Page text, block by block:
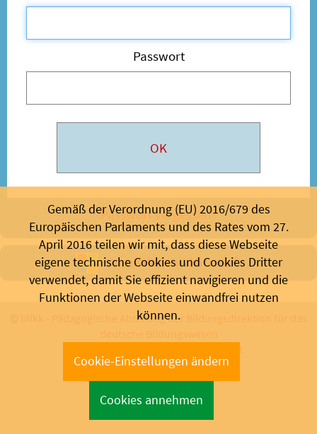
Passwort
Passwort vergessen?
Anmelden mit Microsoft
Pädagogische Abteilung der Bildungsdirektion für das
Gemäß der Verordnung (EU) 2016/679 des
Europäischen Parlaments und des Rates vom 27.
April 2016 teilen wir mit, dass diese Webseite
eigene technische Cookies und Cookies Dritter
verwendet, damit Sie effizient navigieren und die
Funktionen der Webseite einwandfrei nutzen
können.
Cookie-Einstellungen ändern
Cookies annehmen